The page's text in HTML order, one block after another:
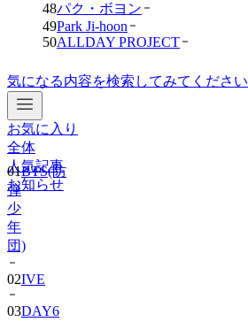
48パク・ボヨン
49Park Ji-hoon
50ALLDAY PROJECT
気になる内容を検索してみてください
お気に入り
全体
人気記事
お知らせ
01BTS(防
弾
少
年
団)
02 IVE
03DAY6
04RIIZE